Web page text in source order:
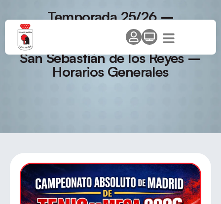
Temporada 25/26 –
Campeonato de Madrid
Absoluto Individual y Dobles –
San Sebastián de los Reyes –
Horarios Generales